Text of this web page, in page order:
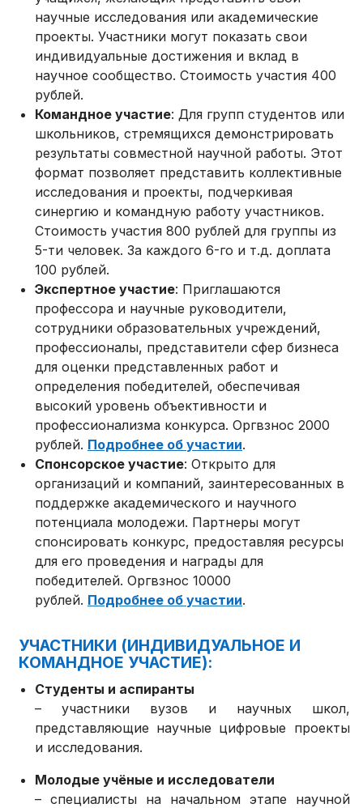
научные исследования или академические
проекты. Участники могут показать свои
индивидуальные достижения и вклад в
научное сообщество. Стоимость участия 400
рублей.
Командное участие: Для групп студентов или
школьников, стремящихся демонстрировать
результаты совместной научной работы. Этот
формат позволяет представить коллективные
исследования и проекты, подчеркивая
синергию и командную работу участников.
Стоимость участия 800 рублей для группы из
5-ти человек. За каждого 6-го и т.д. доплата
100 рублей.
Экспертное участие: Приглашаются
профессора и научные руководители,
сотрудники образовательных учреждений,
профессионалы, представители сфер бизнеса
для оценки представленных работ и
определения победителей, обеспечивая
высокий уровень объективности и
профессионализма конкурса. Оргвзнос 2000
рублей. Подробнее об участии.
Спонсорское участие: Открыто для
организаций и компаний, заинтересованных в
поддержке академического и научного
потенциала молодежи. Партнеры могут
спонсировать конкурс, предоставляя ресурсы
для его проведения и награды для
победителей. Оргвзнос 10000
рублей. Подробнее об участии.
УЧАСТНИКИ (ИНДИВИДУАЛЬНОЕ И
КОМАНДНОЕ УЧАСТИЕ):
Студенты и аспиранты
– участники вузов и научных школ,
представляющие научные цифровые проекты
и исследования.
Молодые учёные и исследователи
– специалисты на начальном этапе научной